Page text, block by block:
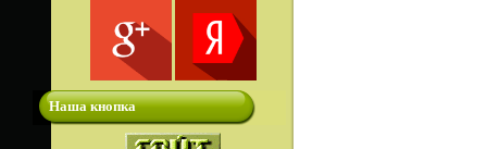
Наша кнопка